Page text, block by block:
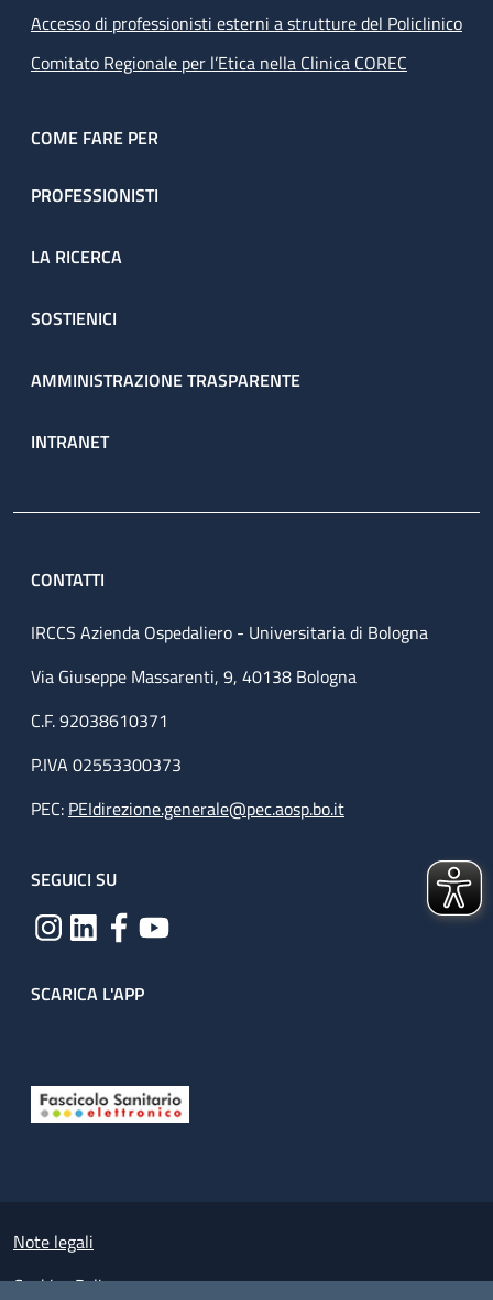
Accesso di professionisti esterni a strutture del Policlinico
Comitato Regionale per l’Etica nella Clinica COREC
COME FARE PER
PROFESSIONISTI
LA RICERCA
SOSTIENICI
AMMINISTRAZIONE TRASPARENTE
INTRANET
CONTATTI
IRCCS Azienda Ospedaliero - Universitaria di Bologna
Via Giuseppe Massarenti, 9, 40138 Bologna
C.F. 92038610371
P.IVA 02553300373
PEC: PEIdirezione.generale@pec.aosp.bo.it
SEGUICI SU
SCARICA L'APP
Small prints
Note legali
Cookies Policy